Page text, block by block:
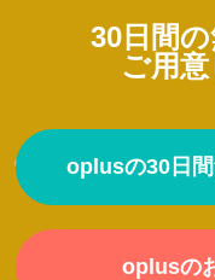
30日間
ご用
oplusの30日
oplusの